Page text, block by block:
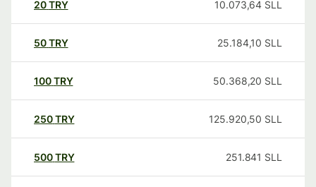
20TRY 10.073,64 SLL
50TRY 25.184,10 SLL
100TRY 50.368,20 SLL
250TRY 125.920,50 SLL
500TRY 251.841 SLL